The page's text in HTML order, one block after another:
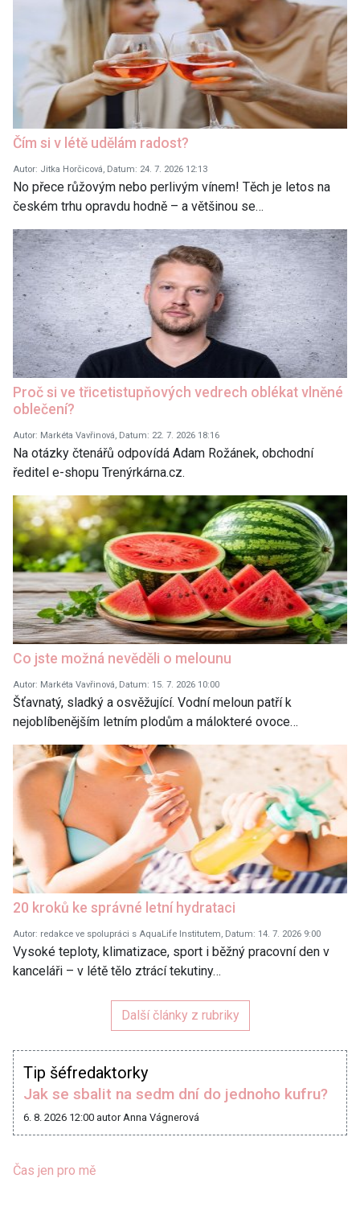
Čím si v létě udělám radost?
Autor: Jitka Horčicová, Datum: 24. 7. 2026 12:13
No přece růžovým nebo perlivým vínem! Těch je letos na
českém trhu opravdu hodně – a většinou se…
Proč si ve třicetistupňových vedrech oblékat vlněné
oblečení?
Autor: Markéta Vavřinová, Datum: 22. 7. 2026 18:16
Na otázky čtenářů odpovídá Adam Rožánek, obchodní
ředitel e-shopu Trenýrkárna.cz.
Co jste možná nevěděli o melounu
Autor: Markéta Vavřinová, Datum: 15. 7. 2026 10:00
Šťavnatý, sladký a osvěžující. Vodní meloun patří k
nejoblíbenějším letním plodům a málokteré ovoce…
20 kroků ke správné letní hydrataci
Autor: redakce ve spolupráci s AquaLife Institutem, Datum: 14. 7. 2026 9:00
Vysoké teploty, klimatizace, sport i běžný pracovní den v
kanceláři – v létě tělo ztrácí tekutiny…
Další články z rubriky
Tip šéfredaktorky
Jak se sbalit na sedm dní do jednoho kufru?
6. 8. 2026 12:00 autor Anna Vágnerová
Čas jen pro mě